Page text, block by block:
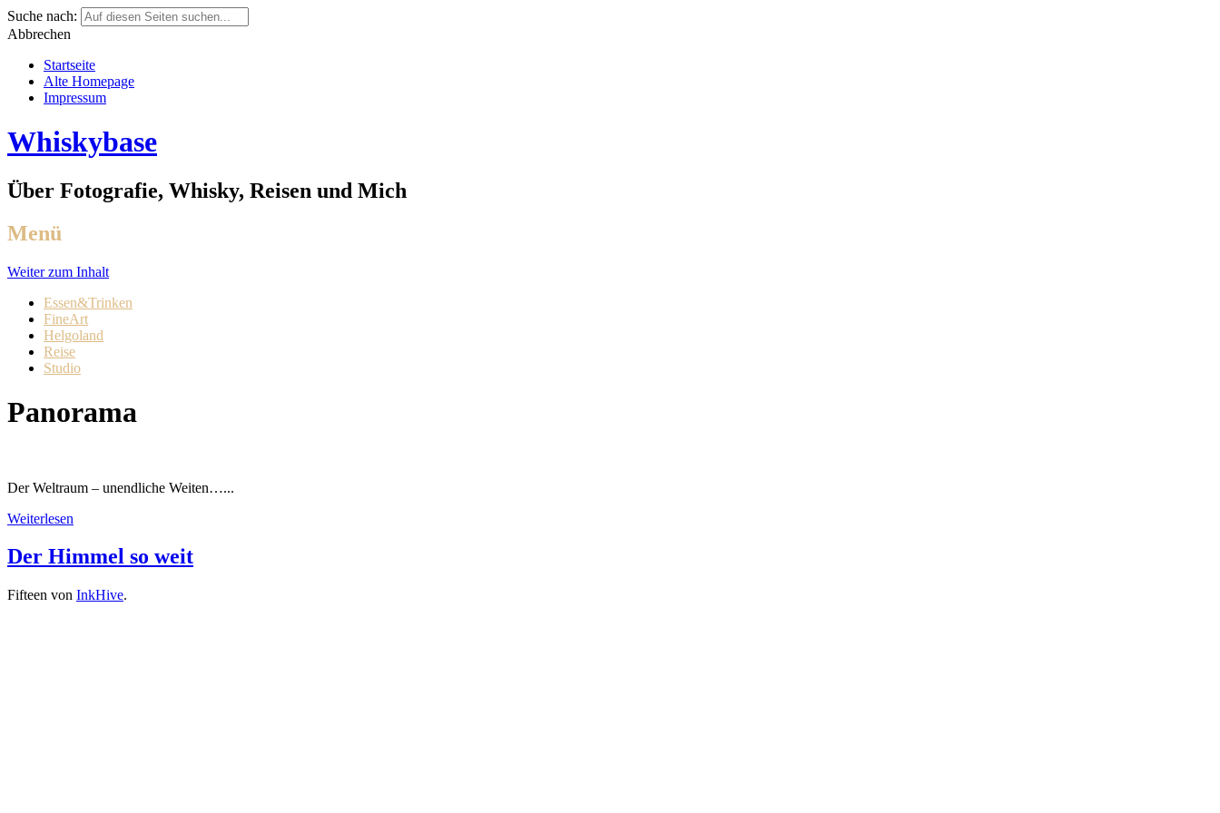
Suche nach:
Abbrechen
Startseite
Alte Homepage
Impressum
Whiskybase
Über Fotografie, Whisky, Reisen und Mich
Menü
Weiter zum Inhalt
Essen&Trinken
FineArt
Helgoland
Reise
Studio
Panorama
Der Weltraum – unendliche Weiten…...
Weiterlesen
Der Himmel so weit
Fifteen von InkHive.